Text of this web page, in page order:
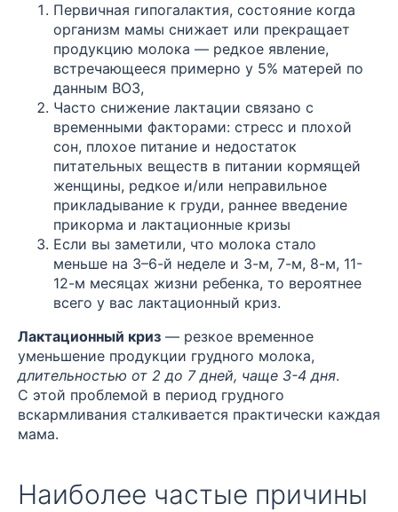
Первичная гипогалактия, состояние когда
организм мамы снижает или прекращает
продукцию молока — редкое явление,
встречающееся примерно у 5% матерей по
данным ВОЗ,
Часто снижение лактации связано с
временными факторами: стресс и плохой
сон, плохое питание и недостаток
питательных веществ в питании кормящей
женщины, редкое и/или неправильное
прикладывание к груди, раннее введение
прикорма и лактационные кризы
Если вы заметили, что молока стало
меньше на 3–6-й неделе и 3-м, 7-м, 8-м, 11-
12-м месяцах жизни ребенка, то вероятнее
всего у вас лактационный криз.
Лактационный криз — резкое временное
уменьшение продукции грудного молока,
длительностью от 2 до 7 дней, чаще 3-4 дня.
С этой проблемой в период грудного
вскармливания сталкивается практически каждая
мама.
Наиболее частые причины